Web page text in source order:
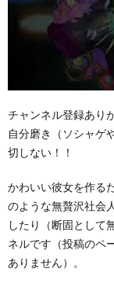
チャンネル登録あり
自分磨き（ソシャゲ
切しない！！
かわいい彼女を作る
のような無贅沢社会
したり（断固として
ネルです（投稿のペ
ありません）。